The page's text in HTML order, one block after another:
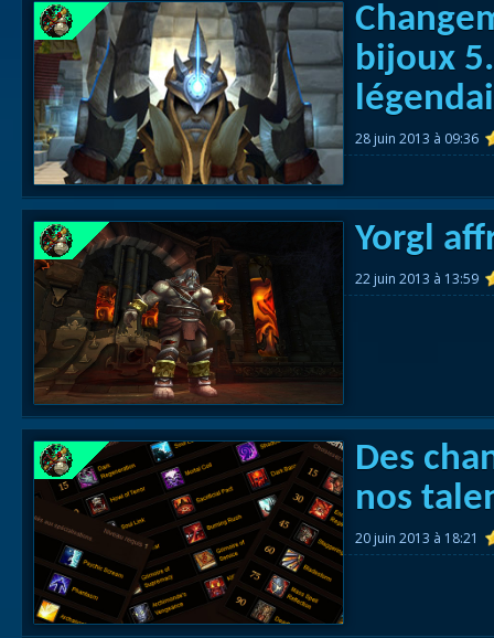
bijoux
28 juin 2013 à 09:36
Yorgl
22 juin 2013 à 13:59
Des
nos
20 juin 2013 à 18:21